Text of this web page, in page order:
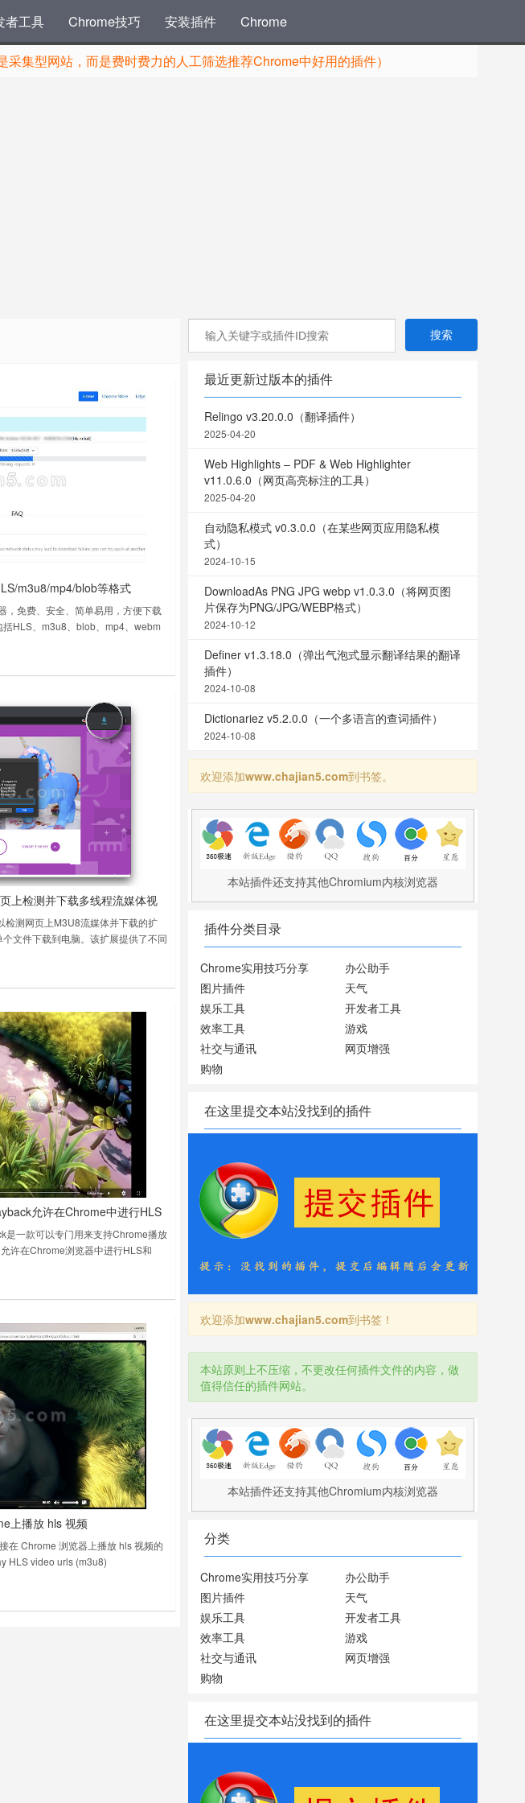
者工具 Chrome技巧 安装插件 Chrome
采集型网站，而是费时费力的人工筛选推荐Chrome中好用的插件）
m3u8/mp4/blob等格式
，免费、安全、简单易用，方便下载
HLS、m3u8、blob、mp4、webm
式的网页视频。FetchV v1.1.5上次更
上检测并下载多线程流媒体视
测网页上M3U8流媒体并下载的扩
文件下载到电脑。该扩展提供了不同
该扩展还将referrer header设置为原
载HLS流，以……
允许在Chrome中进行HLS
是一款可以专门用来支持Chrome播放
许在Chrome浏览器中进行HLS和
器下载所请求的任何m3u8和mpd文
上播放 hls 视频
在 Chrome 浏览器上播放 hls 视频的
HLS video urls (m3u8)
最近更新过版本的插件
Relingo v3.20.0.0（翻译插件）
2025-04-20
Web Highlights – PDF & Web Highlighter
v11.0.6.0（网页高亮标注的工具）
2025-04-20
自动隐私模式 v0.3.0.0（在某些网页应用隐私模
式）
2024-10-15
DownloadAs PNG JPG webp v1.0.3.0（将网页图
片保存为PNG/JPG/WEBP格式）
2024-10-12
Definer v1.3.18.0（弹出气泡式显示翻译结果的翻译
插件）
2024-10-08
Dictionariez v5.2.0.0（一个多语言的查词插件）
2024-10-08
欢迎添加www.chajian5.com到书签。
本站插件还支持其他Chromium内核浏览器
插件分类目录
Chrome实用技巧分享
办公助手
图片插件
天气
娱乐工具
开发者工具
效率工具
游戏
社交与通讯
网页增强
购物
在这里提交本站没找到的插件
欢迎添加www.chajian5.com到书签！
本站原则上不压缩，不更改任何插件文件的内容，做
值得信任的插件网站。
本站插件还支持其他Chromium内核浏览器
分类
Chrome实用技巧分享
办公助手
图片插件
天气
娱乐工具
开发者工具
效率工具
游戏
社交与通讯
网页增强
购物
在这里提交本站没找到的插件